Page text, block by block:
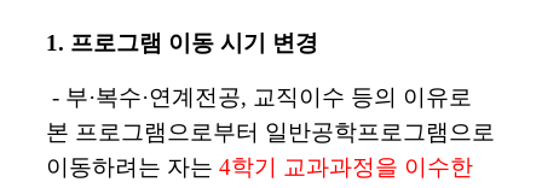
1. 프로그램 이동 시기 변경
- 부·복수·연계전공, 교직이수 등의 이유로
본 프로그램으로부터 일반공학프로그램으로
이동하려는 자는 4학기 교과과정을 이수한